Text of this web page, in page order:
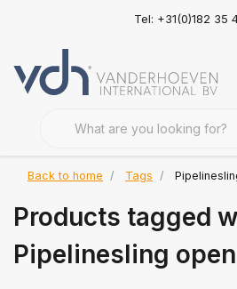
Tel: +31(0)182 35
Back to home Tags
Products tagged
Pipelinesling